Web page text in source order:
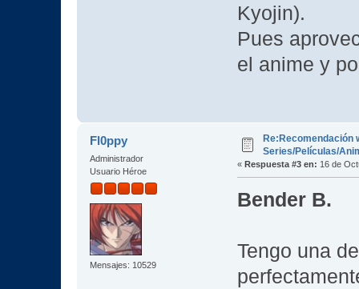
Kyojin).
Pues
el anime y
Fl0ppy
Administrador
Usuario Héroe
Mensajes: 10529
Re:Recomendación
Series/Películas/
« Respuesta #3 en: 16 de
Bender B.
Tengo una